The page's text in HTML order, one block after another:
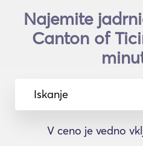
Najemite
Canton of
Iskanje
V ceno je vedno